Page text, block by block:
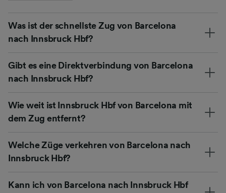
Was ist der schnellste Zug von Barcelona
nach Innsbruck Hbf?
Gibt es eine Direktverbindung von Barcelona
nach Innsbruck Hbf?
Wie weit ist Innsbruck Hbf von Barcelona mit
dem Zug entfernt?
Welche Züge verkehren von Barcelona nach
Innsbruck Hbf?
Kann ich von Barcelona nach Innsbruck Hbf